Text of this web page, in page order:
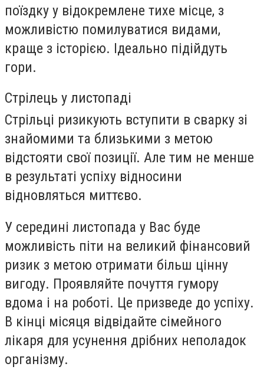
поїздку у відокремлене тихе місце, з
можливістю помилуватися видами,
краще з історією. Ідеально підійдуть
гори.
Стрілець у листопаді
Стрільці ризикують вступити в сварку зі
знайомими та близькими з метою
відстояти свої позиції. Але тим не менше
в результаті успіху відносини
відновляться миттєво.
У середині листопада у Вас буде
можливість піти на великий фінансовий
ризик з метою отримати більш цінну
вигоду. Проявляйте почуття гумору
вдома і на роботі. Це призведе до успіху.
В кінці місяця відвідайте сімейного
лікаря для усунення дрібних неполадок
організму.